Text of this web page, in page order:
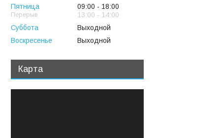
Пятница
09:00
18:00
13:00
14:00
Суббота
Выходной
Воскресенье
Выходной
Карта